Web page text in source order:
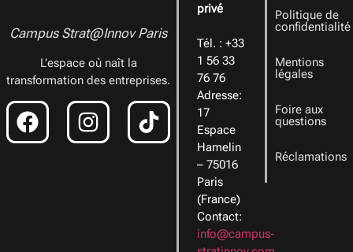
Campus Strat@Innov Paris
L’espace où naît la
transformation des entreprises.
privé
Tél. : +33
1 56 33
76 76
Adresse:
17
Espace
Hamelin
– 75016
Paris
(France)
Contact:
info@campus-
Politique de
confidentialité
Mentions
légales
Foire aux
questions
Réclamations